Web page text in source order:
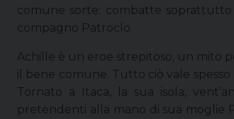
comune sorte: combatte
compagno Patroclo.
Achille è un eroe strepitoso, un mito
il bene comune. Tutto ciò vale
Tornato a Itaca, la sua isola,
pretendenti alla mano di sua moglie